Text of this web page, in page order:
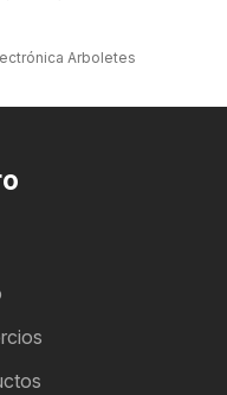
Arboletes